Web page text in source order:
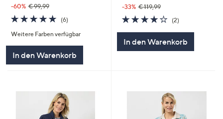
-60% € 99,99
5.0
von
5
(6)6
Weitere Farben verfügbar
In den Warenkorb
-33% € 119,99
4.0
von
(2)2
In den Warenkorb